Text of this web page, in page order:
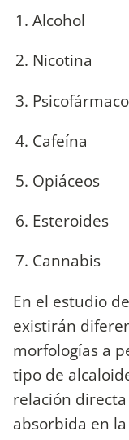
Alcohol
Nicotina
Cafeína
Opiáceos
Esteroides
Cannabis
En el estudio
existirán
morfologías a
tipo de
relación
absorbida en